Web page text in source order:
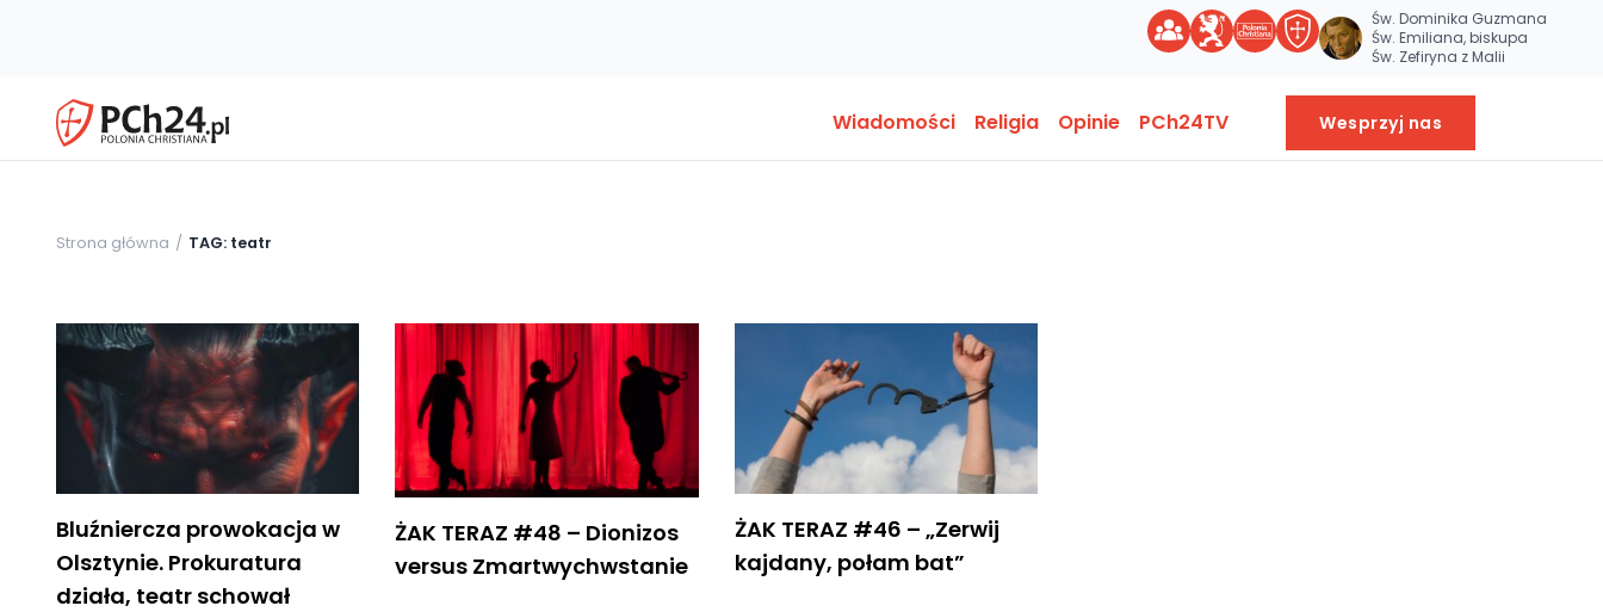
Św. Dominika Guzmana
Św. Emiliana, biskupa
Św. Zefiryna z Malii
Wiadomości Religia Opinie PCh24TV Wesprzyj nas
Strona główna TAG: teatr
Bluźniercza prowokacja w
Olsztynie. Prokuratura
działa, teatr schował
ŻAK TERAZ #48 – Dionizos
versus Zmartwychwstanie
ŻAK TERAZ #46 – „Zerwij
kajdany, połam bat”